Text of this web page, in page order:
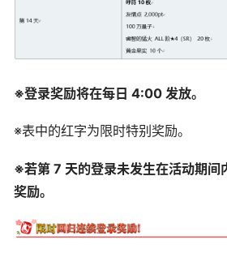
※登录奖励将在每日 4:00 发放。
※表中的红字为限时特别奖励。
※若第 7 天的登录未发生在活动期间
奖励。